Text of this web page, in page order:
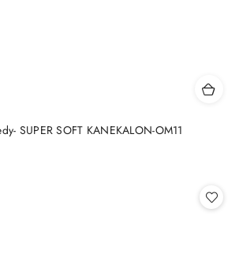
SUPER SOFT KANEKALON-OM11